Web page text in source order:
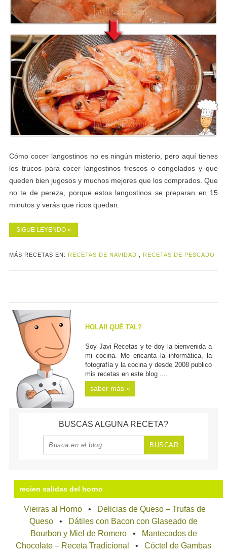
Cómo cocer langostinos no es ningún misterio, pero aquí tienes
los trucos para cocer langostinos frescos o congelados y que
queden bien jugosos y muchos mejores que los comprados. Que
no te de pereza, porque estos langostinos se preparan en 15
minutos y verás que ricos quedan.
SIGUE LEYENDO »
MÁS RECETAS EN: RECETAS DE NAVIDAD RECETAS DE PESCADO
HOLA!! QUÉ TAL?
Soy Javi Recetas y te doy la bienvenida a
mi cocina. Me encanta la informática, la
fotografía y la cocina y desde 2008 publico
mis recetas en este blog ....
saber más »
BUSCAS ALGUNA RECETA?
recien salidas del horno
Vieiras al Horno
Delicias de Queso – Trufas de
Queso
Dátiles con Bacon con Glaseado de
Bourbon y Miel de Romero
Mantecados de
Chocolate – Receta Tradicional
Cóctel de Gambas